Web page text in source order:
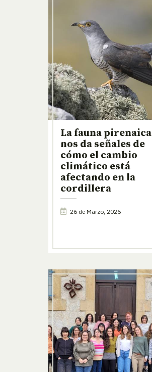
La fauna pirenaica
nos da señales de
cómo el cambio
climático está
afectando en la
cordillera
26 de Marzo, 2026